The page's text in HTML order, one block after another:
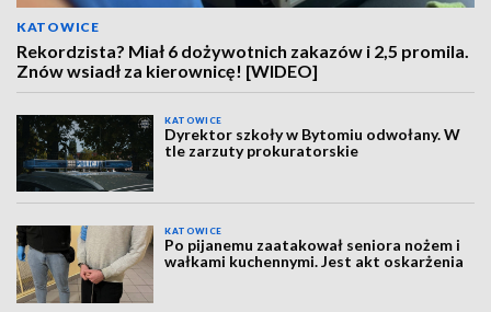
KATOWICE
Rekordzista? Miał 6 dożywotnich zakazów i 2,5 promila.
Znów wsiadł za kierownicę! [WIDEO]
KATOWICE
Dyrektor szkoły w Bytomiu odwołany. W
tle zarzuty prokuratorskie
KATOWICE
Po pijanemu zaatakował seniora nożem i
wałkami kuchennymi. Jest akt oskarżenia